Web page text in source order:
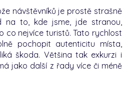
návštěvníků je prostě strašně
na to, kde jsme, jde stranou,
co nejvíce turistů. Tato rychlost
pochopit autenticitu místa,
škoda. Většina tak exkurzi i
jako další z řady více či méně